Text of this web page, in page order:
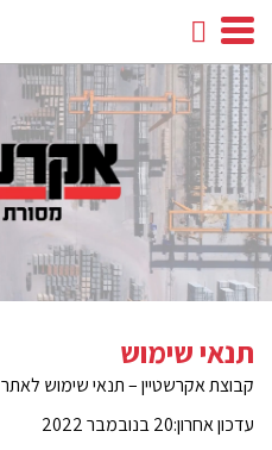
חיפוש
facebook
youtube
instagram
תנאי שימוש
קבוצת אקרשטיין – תנאי שימוש לאתר
עדכון אחרון:20 בנובמבר
2022